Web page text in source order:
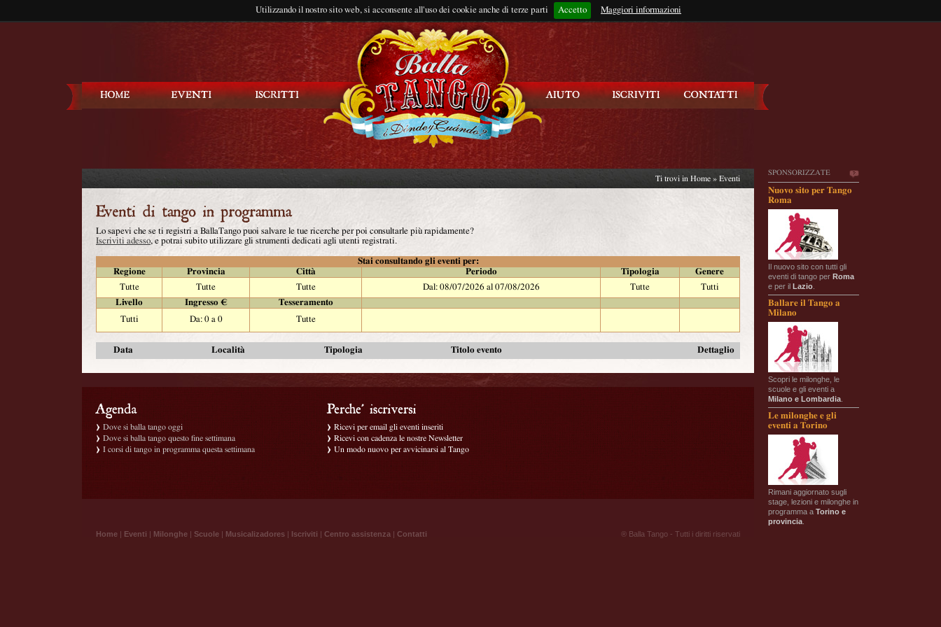
Utilizzando il nostro sito web, si acconsente all'uso dei cookie anche di terze parti Accetto Maggiori informazioni
Rimani connesso?
SPONSORIZZATE
Nuovo sito per Tango
Roma
Il nuovo sito con tutti gli
eventi di tango per Roma
e per il Lazio
Ballare il Tango a
Milano
Scopri le milonghe, le
scuole e gli eventi a
Milano e Lombardia
Le milonghe e gli
eventi a Torino
Rimani aggiornato sugli
stage, lezioni e milonghe in
programma a Torino e
provincia
Ti trovi in Home » Eventi
Lo sapevi che se ti registri a BallaTango puoi salvare le tue ricerche per poi consultarle più rapidamente?
Iscriviti adesso, e potrai subito utilizzare gli strumenti dedicati agli utenti registrati.
Stai consultando gli eventi per:
Regione
Provincia Città Periodo Tipologia
Genere
Tutte
Tutte Tutte Dal: 08/07/2026 al 07/08/2026 Tutte
Tutti
Livello
Ingresso €
Tesseramento
Tutti
Da: 0 a 0 Tutte
Data Località Tipologia Titolo evento Dettaglio
Dove si balla tango oggi
Dove si balla tango questo fine settimana
I corsi di tango in programma questa settimana
Ricevi per email gli eventi inseriti
Ricevi con cadenza le nostre Newsletter
Un modo nuovo per avvicinarsi al Tango
Home | Eventi | Milonghe | Scuole | Musicalizadores | Iscriviti | Centro assistenza | Contatti ® Balla Tango - Tutti i diritti riservati